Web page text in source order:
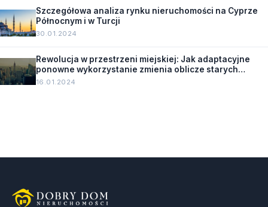
Szczegółowa analiza rynku nieruchomości na Cyprze
Północnym i w Turcji
30.01.2024
Rewolucja w przestrzeni miejskiej: Jak adaptacyjne
ponowne wykorzystanie zmienia oblicze starych
budynków.
16.01.2024